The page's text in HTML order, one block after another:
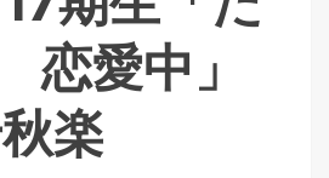
愛中」
楽